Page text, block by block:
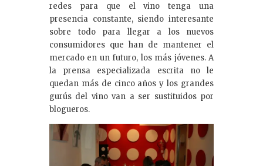
redes para que el vino tenga una
presencia constante, siendo interesante
sobre todo para llegar a los nuevos
consumidores que han de mantener el
mercado en un futuro, los más jóvenes. A
la prensa especializada escrita no le
quedan más de cinco años y los grandes
gurús del vino van a ser sustituidos por
blogueros.